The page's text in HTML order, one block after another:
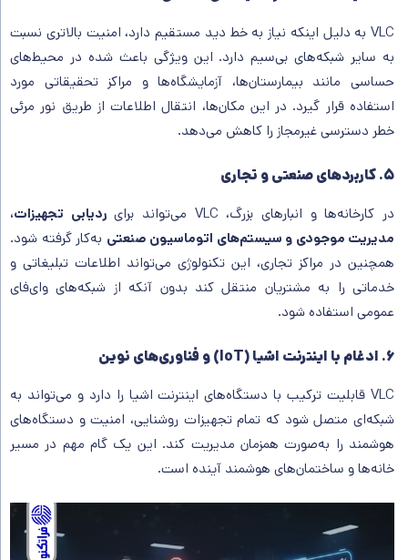
VLC به دلیل اینکه نیاز به خط دید مستقیم دارد، امنیت بالاتری نسبت
به سایر شبکه‌های بی‌سیم دارد. این ویژگی باعث شده در محیط‌های
حساسی مانند بیمارستان‌ها، آزمایشگاه‌ها و مراکز تحقیقاتی مورد
استفاده قرار گیرد. در این مکان‌ها، انتقال اطلاعات از طریق نور مرئی
خطر دسترسی غیرمجاز را کاهش می‌دهد.
۵. کاربردهای صنعتی و تجاری
در کارخانه‌ها و انبارهای بزرگ، VLC می‌تواند برای
ردیابی تجهیزات،
مدیریت موجودی و سیستم‌های اتوماسیون صنعتی به‌کار گرفته شود.
همچنین در مراکز تجاری، این تکنولوژی می‌تواند اطلاعات تبلیغاتی و
خدماتی را به مشتریان منتقل کند بدون آنکه از شبکه‌های وای‌فای
عمومی استفاده شود.
۶. ادغام با اینترنت اشیا (IoT) و فناوری‌های نوین
VLC قابلیت ترکیب با دستگاه‌های اینترنت اشیا را دارد و می‌تواند به
شبکه‌ای متصل شود که تمام تجهیزات روشنایی، امنیت و دستگاه‌های
هوشمند را به‌صورت همزمان مدیریت کند. این یک گام مهم در مسیر
خانه‌ها و ساختمان‌های هوشمند آینده است.